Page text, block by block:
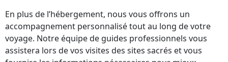
En plus de l’hébergement, nous vous offrons un
accompagnement personnalisé tout au long de votre
voyage. Notre équipe de guides professionnels vous
assistera lors de vos visites des sites sacrés et vous